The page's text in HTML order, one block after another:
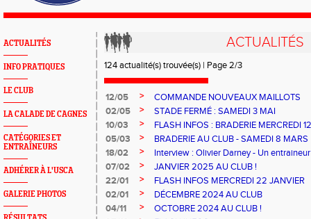
ACTUALITÉS
INFO PRATIQUES
LE CLUB
LA CALADE DE CAGNES
CATÉGORIES ET
ENTRAÎNEURS
ADHÉRER À L'USCA
GALERIE PHOTOS
ACTUALITÉS
124 actualité(s) trouvée(s) | Page 2/3
12/05 >
COMMANDE NOUVEAUX MAILLOTS
02/05
>
STADE FERMÉ : SAMEDI 3 MAI
10/03
>
FLASH INFOS : BRADERIE MERCREDI
05/03
>
BRADERIE AU CLUB - SAMEDI 8 MARS
18/02
>
Interview : Olivier Darney - Un
07/02
>
JANVIER 2025 AU CLUB !
22/01
>
FLASH INFOS MERCREDI 22 JANVIER
02/01
>
DÉCEMBRE 2024 AU CLUB
04/11
>
OCTOBRE 2024 AU CLUB !